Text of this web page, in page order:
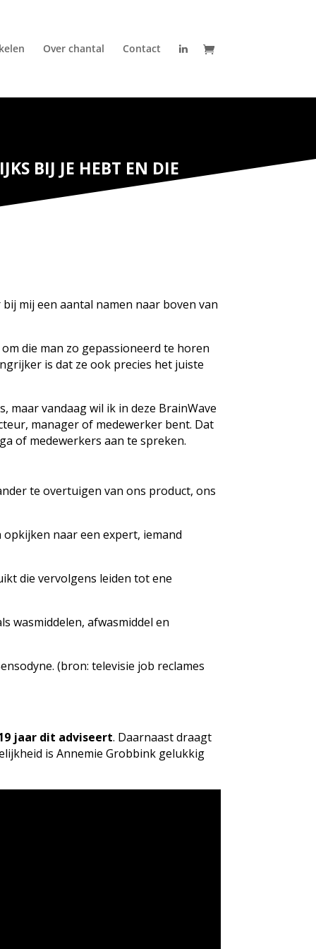
Over chantal Contact
BIJ JE HEBT EN DIE
mij een aantal namen naar boven van
die man zo gepassioneerd te horen
is dat ze ook precies het juiste
maar vandaag wil ik in deze BrainWave
manager of medewerker bent. Dat
of medewerkers aan te spreken.
te overtuigen van ons product, ons
naar een expert, iemand
die vervolgens leiden tot ene
wasmiddelen, afwasmiddel en
(bron: televisie job reclames
jaar dit adviseert. Daarnaast draagt
is Annemie Grobbink gelukkig